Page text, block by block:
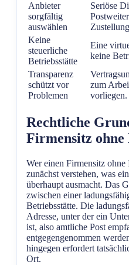
Anbieter
sorgfältig
auswählen
Seriöse
Keine
steuerliche
Betriebsstätte
Eine
keine
Transparenz
schützt vor
Problemen
zum
vorliegen.
Rechtliche
Firmensitz
Wer einen Firmensitz
zunächst verstehen, was
überhaupt ausmacht. Das
zwischen einer
Betriebsstätte. Die
Adresse, unter der ein
ist, also amtliche Post
entgegengenommen
hingegen erfordert
Ort.